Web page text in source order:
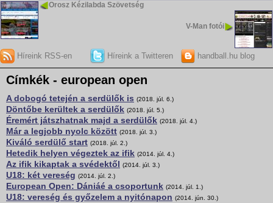
Orosz Kézilabda Szövetség
V-Man fotói
Híreink RSS-en Híreink a Twitteren handball.hu blog
Címkék - european open
A dobogó tetején a serdülők is (2018. júl. 6.)
Döntőbe kerültek a serdülők (2018. júl. 5.)
Éremért játszhatnak majd a serdülők (2018. júl. 4.)
Már a legjobb nyolc között (2018. júl. 3.)
Kiváló serdülő start (2018. júl. 2.)
Hetedik helyen végeztek az ifik (2014. júl. 4.)
Az ifik kikaptak a svédektől (2014. júl. 3.)
U18: két vereség (2014. júl. 2.)
European Open: Dániáé a csoportunk (2014. júl. 1.)
U18: vereség és győzelem a nyitónapon (2014. jún. 30.)